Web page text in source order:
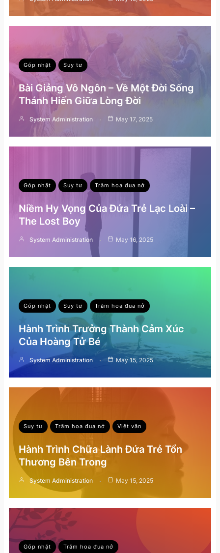
Góp nhặt Suy tư
Bài Giảng Vô Ngôn – Về Một Đời Sống
Thánh Hiến Giữa Lòng Đời
System Administration May 17, 2025
Góp nhặt Suy tư Trăm hoa đua nở
Niềm Hy Vọng Của Đứa Trẻ Lạc Loài –
The Lost Boy
System Administration May 16, 2025
Góp nhặt Suy tư Trăm hoa đua nở
Hành Trình Trưởng Thành Cảm Xúc
Của Hoàng Tử Bé
System Administration May 15, 2025
Suy tư Trăm hoa đua nở Việt văn
Hành Trình Chữa Lành Đứa Trẻ Tổn
Thương Bên Trong
System Administration May 15, 2025
Góp nhặt Trăm hoa đua nở